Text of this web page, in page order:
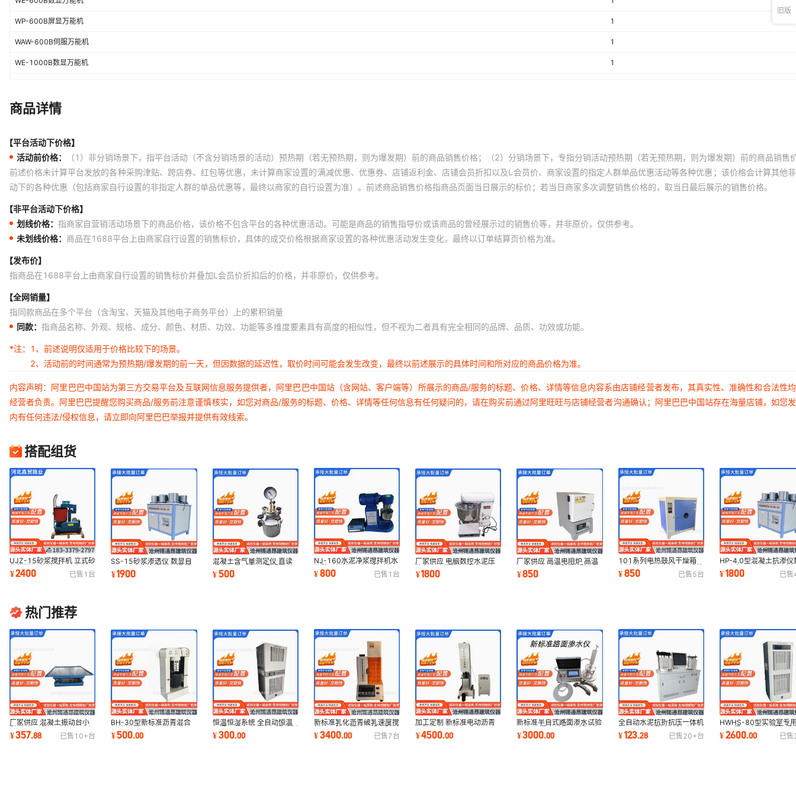
WP-600B屏显万能机 1
WAW-600B伺服万能机 1
WE-1000B数显万能机 1
WAW-1000B伺服万能机
商品详情
【平台活动下价格】
活动前价格：
（1）非分销场景下，指平台活动（不含分销场景的活动）预热期（若无预热期，则为爆发期）前的商品销售价格；（2）分销场景下，专指分销活动预热期（若无预热期，则为爆发期）前的商品销售
前述价格未计算平台发放的各种采购津贴、跨店券、红包等优惠，未计算商家设置的满减优惠、优惠券、店铺返利金、店铺会员折扣以及L会员价、商家设置的指定人群单品优惠活动等各种优惠；该价格会计算其他
动下的各种优惠（包括商家自行设置的非指定人群的单品优惠等，最终以商家的自行设置为准）。前述商品销售价格指商品页面当日展示的标价；若当日商家多次调整销售价格的，取当日最后展示的销售价格。
【非平台活动下价格】
划线价格： 指商家自营销活动场景下的商品价格，该价格不包含平台的各种优惠活动。可能是商品的销售指导价或该商品的曾经展示过的销售价等，并非原价，仅供参考。
未划线价格： 商品在1688平台上由商家自行设置的销售标价，具体的成交价格根据商家设置的各种优惠活动发生变化，最终以订单结算页价格为准。
【发布价】
指商品在1688平台上由商家自行设置的销售标价并叠加L会员价折扣后的价格，并非原价，仅供参考。
【全网销量】
指同款商品在多个平台（含淘宝、天猫及其他电子商务平台）上的累积销量
同款： 指商品名称、外观、规格、成分、颜色、材质、功效、功能等多维度要素具有高度的相似性，但不视为二者具有完全相同的品牌、品质、功效或功能。
*注：
1、前述说明仅适用于价格比较下的场景。
2、活动前的时间通常为预热期/爆发期的前一天，但因数据的延迟性，取价时间可能会发生改变，最终以前述展示的具体时间和所对应的商品价格为准。
内容声明：阿里巴巴中国站为第三方交易平台及互联网信息服务提供者，阿里巴巴中国站（含网站、客户端等）所展示的商品/服务的标题、价格、详情等信息内容系由店铺经营者发布，其真实性、准确性和合法性
经营者负责。阿里巴巴提醒您购买商品/服务前注意谨慎核实，如您对商品/服务的标题、价格、详情等任何信息有任何疑问的，请在购买前通过阿里旺旺与店铺经营者沟通确认；阿里巴巴中国站存在海量店铺，如您
内有任何违法/侵权信息，请立即向阿里巴巴举报并提供有效线索。
搭配组货
UJZ-15砂浆搅拌机 立式砂
浆搅拌机 推拉式15L灰浆
搅拌机
¥2400 已售 1 台
SS-15砂浆渗透仪 数显自
动调压砂浆抗渗透仪 混凝
土抗渗仪
¥1900
混凝土含气量测定仪 直读
式含气量测定仪 混凝土砂
浆含气量
¥500
NJ-160水泥净浆搅拌机水
泥胶砂搅拌机 水泥胶砂振
实台 软练三件套
¥800 已售 1 台
厂家供应 电脑数控水泥压
浆剂高速搅拌机 实验室专
用厂家现货直发
¥1800
厂家供应 高温电阻炉 高温
马弗炉 箱式电阻炉 规格多
样
¥850
101系列电热鼓风干燥箱
电热鼓风实验室烘干干燥箱
自动恒温鼓风
¥850 已售5台
HP-4.0型混凝土抗渗仪
显砼自动调压渗透仪水
浆渗透仪
¥1800 已售
热门推荐
厂家供应 混凝土振动台小
型试验测试台平板振动调频
器 欢迎订购
¥357.88 已售 10+台
BH-30型新标准沥青混合
料搅拌机 自动智能拌合机
30升
¥500.00
恒温恒湿系统 全自动恒温
恒湿调节室实验室恒湿控制
设备厂家供应
¥300.00
新标准乳化沥青破乳速度搅
拌机公路工程检测设备矿料
拌合测试仪器
¥3400.00 已售7台
加工定制 新标准电动沥青
马歇尔电动击实仪
¥4500.00
新标准半自式路面渗水试验
仪 沥青混合料渗水系数测
定仪
¥3000.00
全自动水泥抗折抗压一体机
DYE-300S型水泥胶砂全
自动一体检测设备
¥123.28 已售20+台
HWHS-80型实验室专
温恒湿一体机 加湿除湿
验机红外线试验机
¥2600.00 已售
旧版